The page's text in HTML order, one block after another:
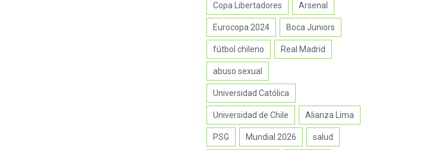
Copa Libertadores Arsenal
Eurocopa 2024 Boca Juniors
fútbol chileno Real Madrid
abuso sexual
Universidad Católica
Universidad de Chile Alianza Lima
PSG Mundial 2026 salud